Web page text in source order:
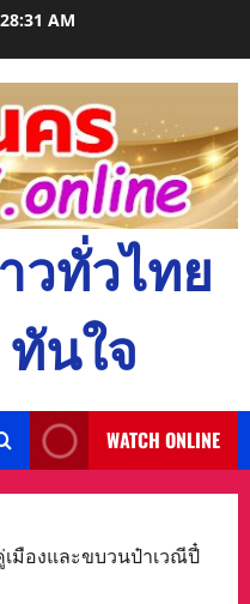
AM
วทั่วไทย
ทันใจ
WATCH ONLINE
มืองและขบวนป๋าเวณีปี๋